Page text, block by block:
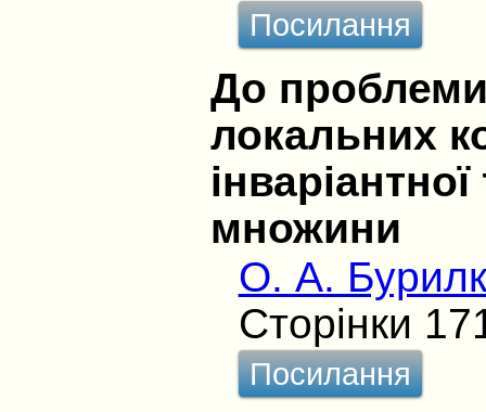
Посилання
До
локальних
множини
О. A.
Сторінки
Посилання